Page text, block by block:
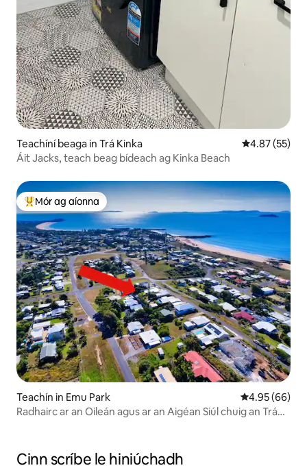
Teachíní beaga in Trá Kinka Meánrátáil
4.87 (55)
Áit Jacks, teach beag bídeach ag Kinka Beach
An-mhór ag aíonna
Mór ag aíonna
Teachín in Emu Park Meánrátáil
4.95 (66)
Radhairc ar an Oileán agus ar an Aigéan Siúl chuig an Trá
Cinn scríbe le hiniúchadh